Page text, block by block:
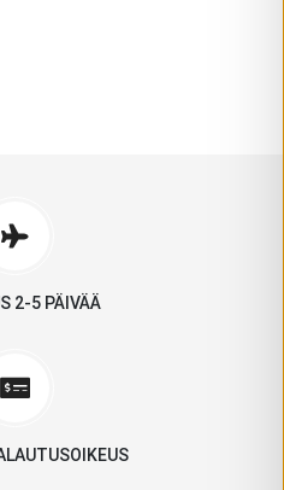
2-5 PÄIVÄÄ